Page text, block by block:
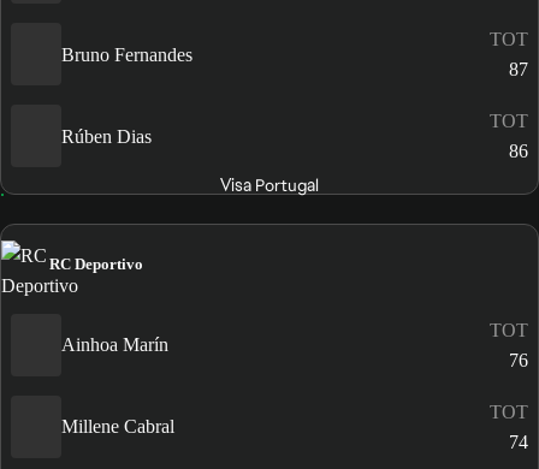
Bruno Fernandes
TOT
87
Rúben Dias
TOT
86
Visa Portugal
RC Deportivo
Ainhoa Marín
TOT
76
Millene Cabral
TOT
74